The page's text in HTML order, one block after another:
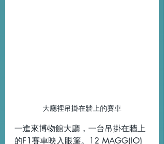
大廳裡吊掛在牆上的賽車
一進來博物館大廳，一台吊掛在牆上
的F1賽車映入眼簾。12 MAGG(IO)